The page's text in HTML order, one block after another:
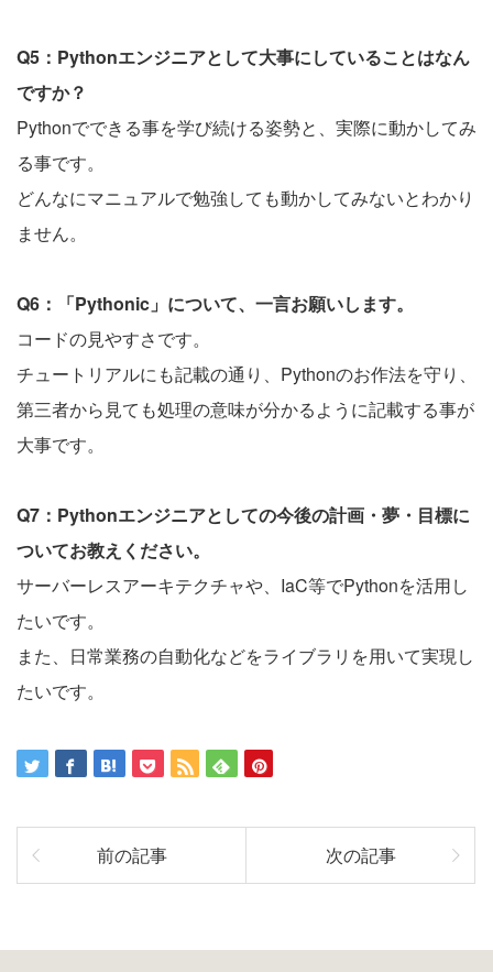
Q5：Pythonエンジニアとして大事にしていることはなん
ですか？
Pythonでできる事を学び続ける姿勢と、実際に動かしてみ
る事です。
どんなにマニュアルで勉強しても動かしてみないとわかり
ません。
Q6：「Pythonic」について、一言お願いします。
コードの見やすさです。
チュートリアルにも記載の通り、Pythonのお作法を守り、
第三者から見ても処理の意味が分かるように記載する事が
大事です。
Q7：Pythonエンジニアとしての今後の計画・夢・目標に
ついてお教えください。
サーバーレスアーキテクチャや、IaC等でPythonを活用し
たいです。
また、日常業務の自動化などをライブラリを用いて実現し
たいです。
前の記事 次の記事